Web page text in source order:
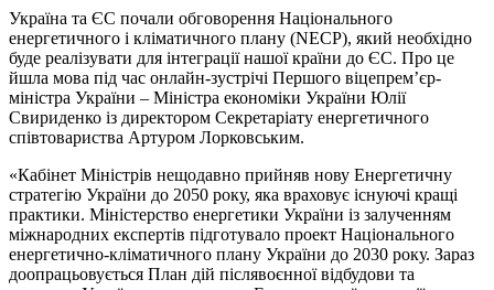
Україна та ЄС почали обговорення Національного
енергетичного і кліматичного плану (NECP), який необхідно
буде реалізувати для інтеграції нашої країни до ЄС. Про це
йшла мова під час онлайн-зустрічі Першого віцепрем’єр-
міністра України – Міністра економіки України Юлії
Свириденко із директором Секретаріату енергетичного
співтовариства Артуром Лорковським.
«Кабінет Міністрів нещодавно прийняв нову Енергетичну
стратегію України до 2050 року, яка враховує існуючі кращі
практики. Міністерство енергетики України із залученням
міжнародних експертів підготувало проект Національного
енергетично-кліматичного плану України до 2030 року. Зараз
доопрацьовується План дій післявоєнної відбудови та